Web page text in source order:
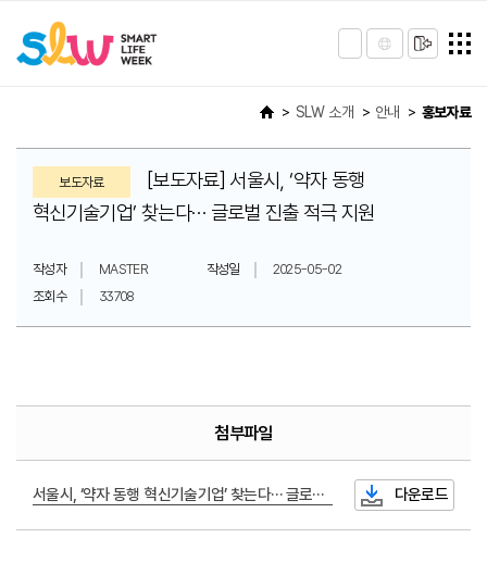
SLW 소개 안내 홍보자료
보도자료
[보도자료] 서울시, ‘약자 동행
혁신기술기업’ 찾는다… 글로벌 진출 적극 지원
작성자 MASTER 작성일
2025-05-02
조회수
33708
첨부파일
서울시, ‘약자 동행 혁신기술기업’ 찾는다… 글로벌 진출 적극 지원.pdf 다운로드